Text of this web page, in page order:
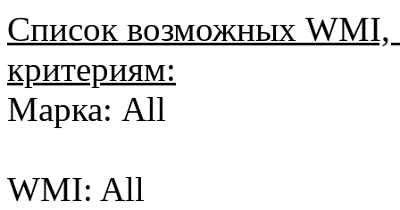
Список возможных
критериям:
Марка: All
WMI: All